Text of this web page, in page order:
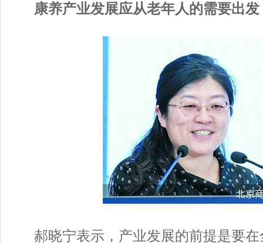
康养产业发展应从老年人的需要出发
郝晓宁表示，产业发展的前提是要